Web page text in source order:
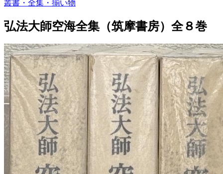
叢書・全集・揃い物
弘法大師空海全集（筑摩書房）全８巻